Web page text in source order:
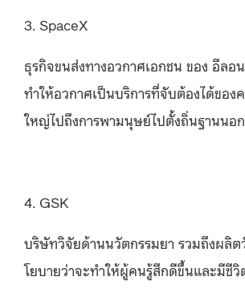
3. SpaceX
ธุรกิจขนส่งทางอวกาศเอกชน ของ อีลอ
ทำให้อวกาศเป็นบริการที่จับต้องได้ขอ
ใหญ่ไปถึงการพามนุษย์ไปตั้งถิ่นฐานนอ
4. GSK
บริษัทวิจัยด้านนวัตกรรมยา รวมถึงผลิ
โยบายว่าจะทำให้ผู้คนรู้สึกดีขึ้นและมีชี